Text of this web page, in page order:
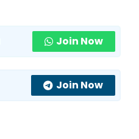
Join Now
Join Now